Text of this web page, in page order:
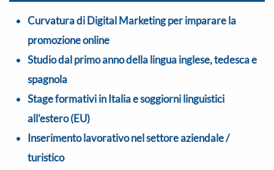
Curvatura di Digital Marketing per imparare la
promozione online
Studio dal primo anno della lingua inglese, tedesca e
spagnola
Stage formativi in Italia e soggiorni linguistici
all’estero (EU)
Inserimento lavorativo nel settore aziendale /
turistico